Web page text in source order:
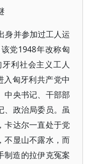
身并参加过工人运
党1948年改称匈
利社会主义工人
入匈牙利共产党中
中央书记、干部部
、政治局委员。虽
卡达尔一直处于党
不显山不露水，而
制造的拉伊克冤案